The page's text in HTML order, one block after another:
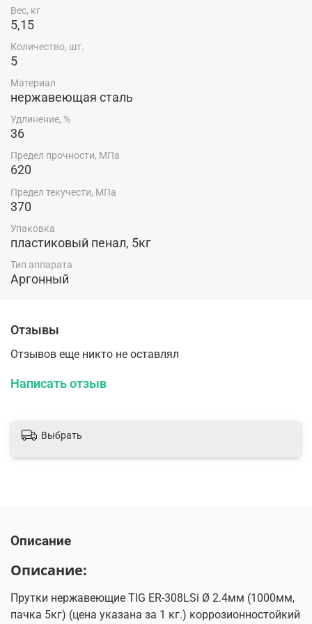
+ 20°С 110 Дж
Комплектация:
Пластиковый пенал 5кг — 1 шт.
Вес, кг
5,15
Количество, шт.
5
Материал
нержавеющая сталь
Удлинение, %
36
Предел прочности, МПа
620
Предел текучести, МПа
370
Упаковка
пластиковый пенал, 5кг
Тип аппарата
Аргонный
Отзывы
Отзывов еще никто не оставлял
Написать отзыв
Выбрать
Описание
Описание:
Прутки нержавеющие TIG ER-308LSi Ø 2.4мм (1000мм,
пачка 5кг) (цена указана за 1 кг.) коррозионностойкий